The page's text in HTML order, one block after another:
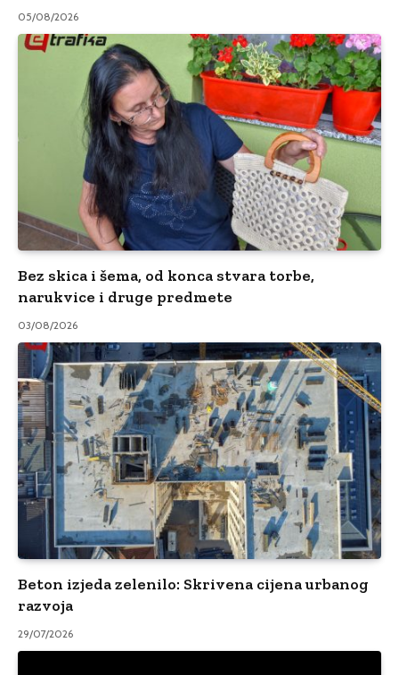
05/08/2026
Bez skica i šema, od konca stvara torbe,
narukvice i druge predmete
03/08/2026
Beton izjeda zelenilo: Skrivena cijena urbanog
razvoja
29/07/2026